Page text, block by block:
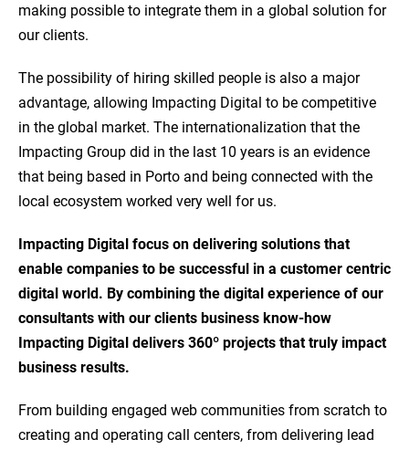
making possible to integrate them in a global solution for
our clients.
The possibility of hiring skilled people is also a major
advantage, allowing Impacting Digital to be competitive
in the global market. The internationalization that the
Impacting Group did in the last 10 years is an evidence
that being based in Porto and being connected with the
local ecosystem worked very well for us.
Impacting Digital focus on delivering solutions that
enable companies to be successful in a customer centric
digital world. By combining the digital experience of our
consultants with our clients business know-how
Impacting Digital delivers 360º projects that truly impact
business results.
From building engaged web communities from scratch to
creating and operating call centers, from delivering lead